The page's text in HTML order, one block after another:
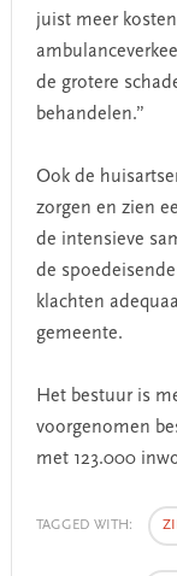
juist meer
de grotere
behandelen.”
Ook de
zorgen en zien
de intensieve
de
klachten
gemeente.
Het bestuur is
voorgenomen
met 123.000
TAGGED WITH: